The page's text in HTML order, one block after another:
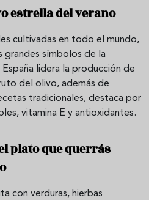
estrella del verano
cultivadas en todo el mundo,
grandes símbolos de la
lidera la producción de
del olivo, además de
tradicionales, destaca por
vitamina E y antioxidantes.
plato que querrás
con verduras, hierbas